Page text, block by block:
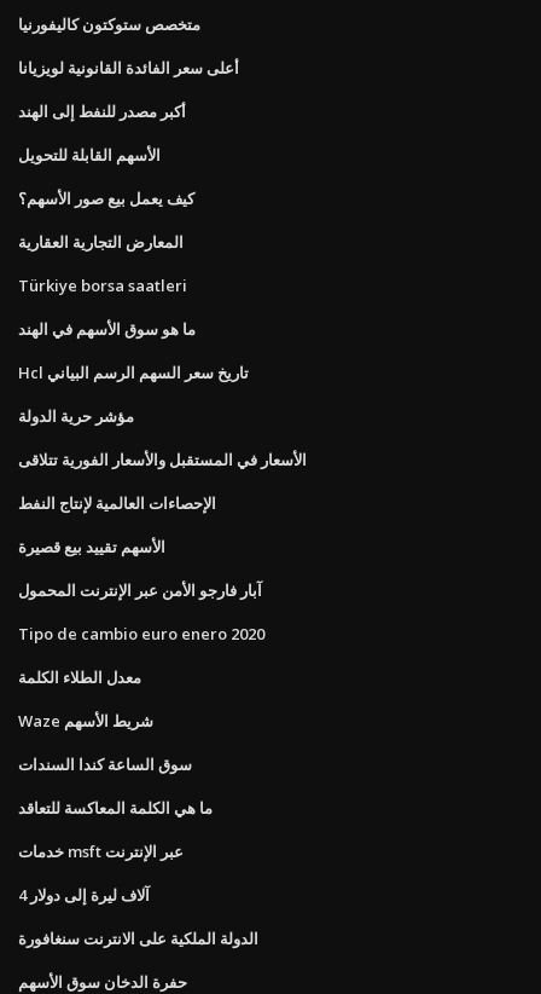
متخصص ستوكتون كاليفورنيا
أعلى سعر الفائدة القانونية لويزيانا
أكبر مصدر للنفط إلى الهند
الأسهم القابلة للتحويل
كيف يعمل بيع صور الأسهم؟
المعارض التجارية العقارية
Türkiye borsa saatleri
ما هو سوق الأسهم في الهند
Hcl تاريخ سعر السهم الرسم البياني
مؤشر حرية الدولة
الأسعار في المستقبل والأسعار الفورية تتلاقى
الإحصاءات العالمية لإنتاج النفط
الأسهم تقييد بيع قصيرة
آبار فارجو الأمن عبر الإنترنت المحمول
Tipo de cambio euro enero 2020
معدل الطلاء الكلمة
Waze شريط الأسهم
سوق الساعة كندا السندات
ما هي الكلمة المعاكسة للتعاقد
خدمات msft عبر الإنترنت
4 آلاف ليرة إلى دولار
الدولة الملكية على الانترنت سنغافورة
حفرة الدخان سوق الأسهم